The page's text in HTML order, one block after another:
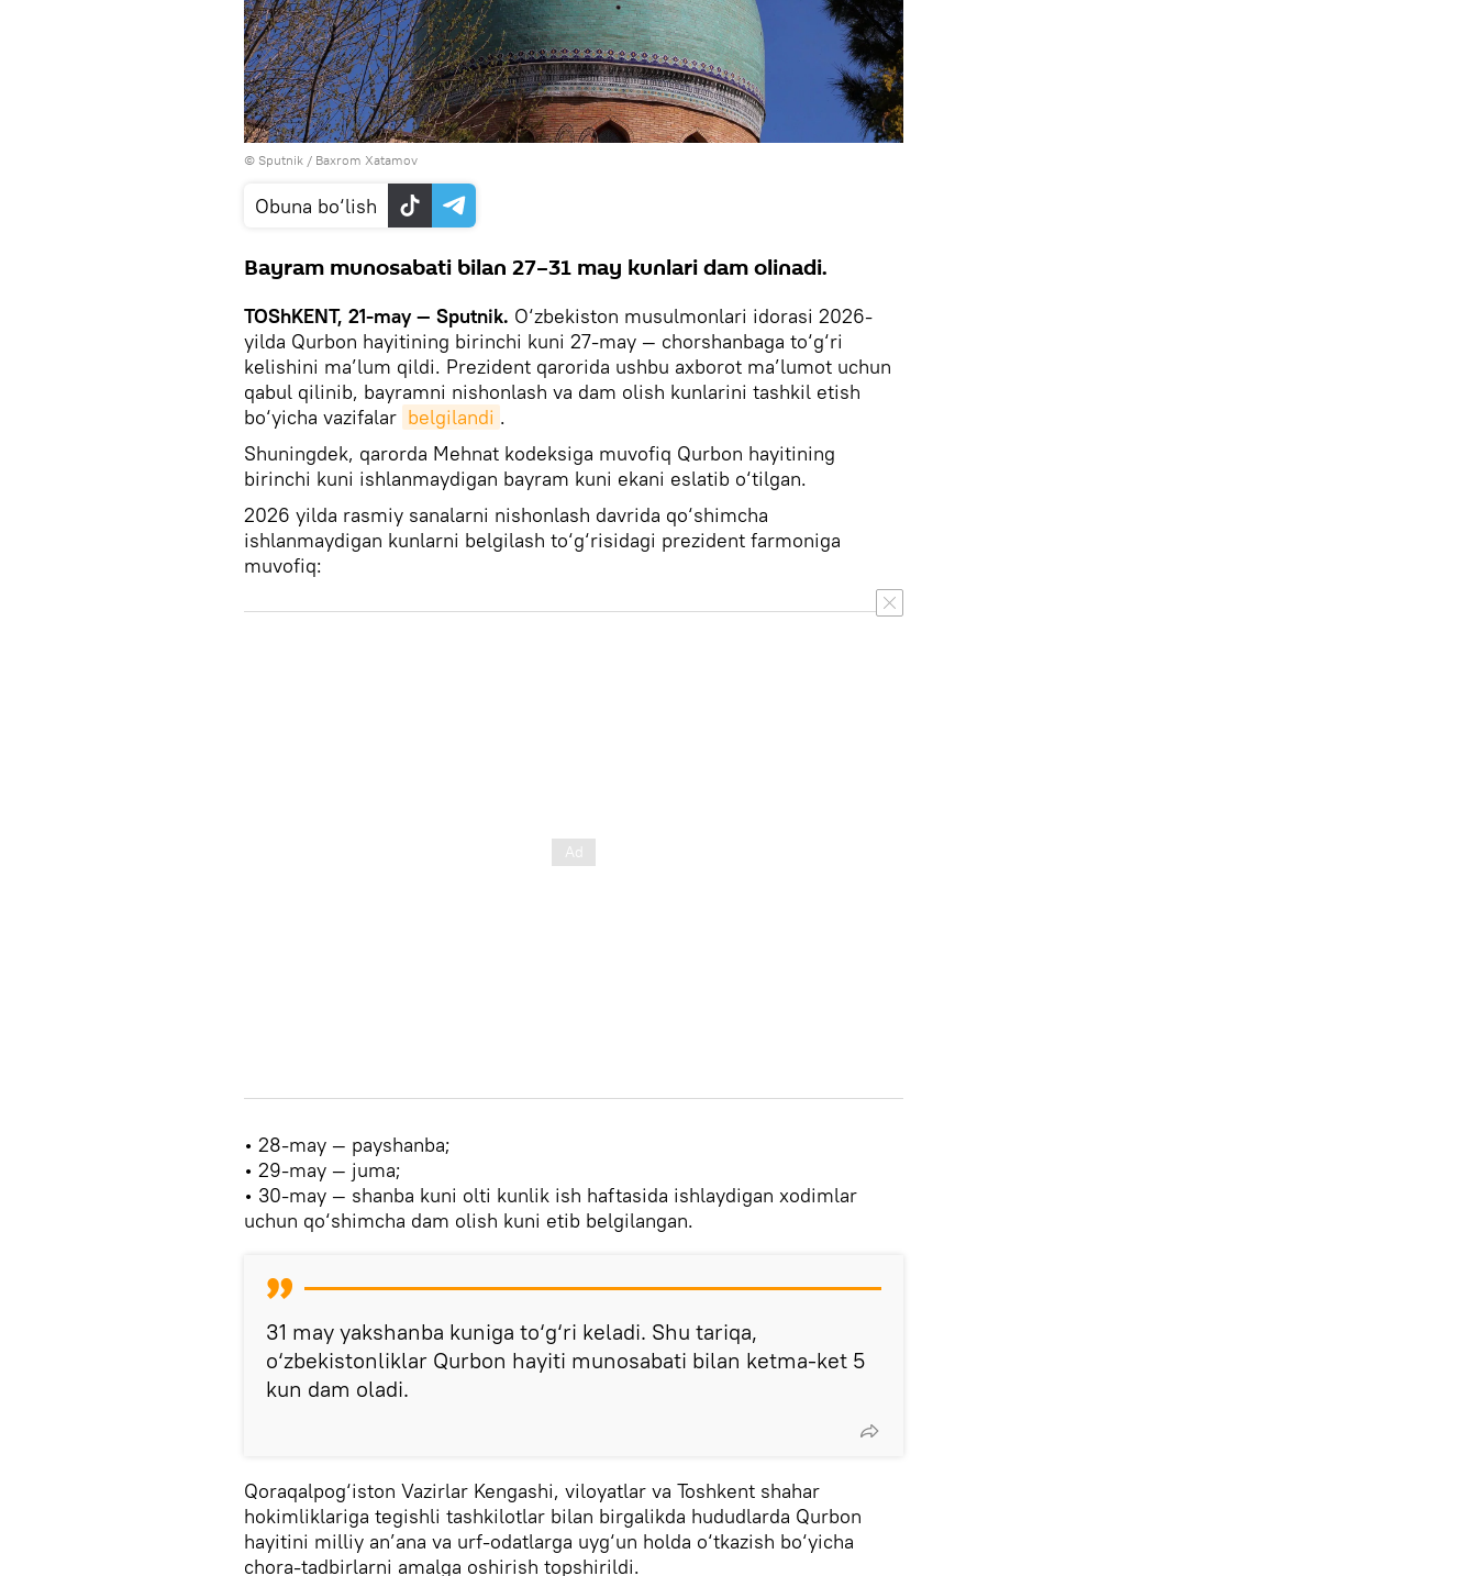
© Sputnik / Baxrom Xatamov
Obuna bo‘lish
Bayram munosabati bilan 27–31 may kunlari dam olinadi.
TOShKENT, 21-may — Sputnik. O‘zbekiston musulmonlari idorasi 2026-
yilda Qurbon hayitining birinchi kuni 27-may — chorshanbaga to‘g‘ri
kelishini ma’lum qildi. Prezident qarorida ushbu axborot ma’lumot uchun
qabul qilinib, bayramni nishonlash va dam olish kunlarini tashkil etish
bo‘yicha vazifalar belgilandi .
Shuningdek, qarorda Mehnat kodeksiga muvofiq Qurbon hayitining
birinchi kuni ishlanmaydigan bayram kuni ekani eslatib o‘tilgan.
2026 yilda rasmiy sanalarni nishonlash davrida qo‘shimcha
ishlanmaydigan kunlarni belgilash to‘g‘risidagi prezident farmoniga
muvofiq:
• 28-may — payshanba;
• 29-may — juma;
• 30-may — shanba kuni olti kunlik ish haftasida ishlaydigan xodimlar
uchun qo‘shimcha dam olish kuni etib belgilangan.
31 may yakshanba kuniga to‘g‘ri keladi. Shu tariqa,
o‘zbekistonliklar Qurbon hayiti munosabati bilan ketma-ket 5
kun dam oladi.
Qoraqalpog‘iston Vazirlar Kengashi, viloyatlar va Toshkent shahar
hokimliklariga tegishli tashkilotlar bilan birgalikda hududlarda Qurbon
hayitini milliy an’ana va urf-odatlarga uyg‘un holda o‘tkazish bo‘yicha
chora-tadbirlarni amalga oshirish topshirildi.